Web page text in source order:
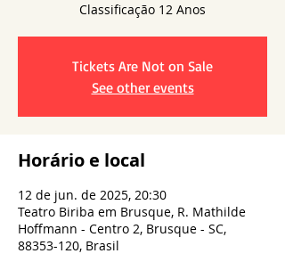
Tickets Are Not on Sale
See other events
Horário e local
12 de jun. de 2025, 20:30
Teatro Biriba em Brusque, R. Mathilde
Hoffmann - Centro 2, Brusque - SC,
88353-120, Brasil